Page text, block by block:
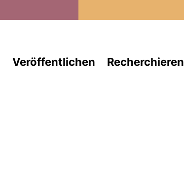
Veröffentlichen Recherchieren